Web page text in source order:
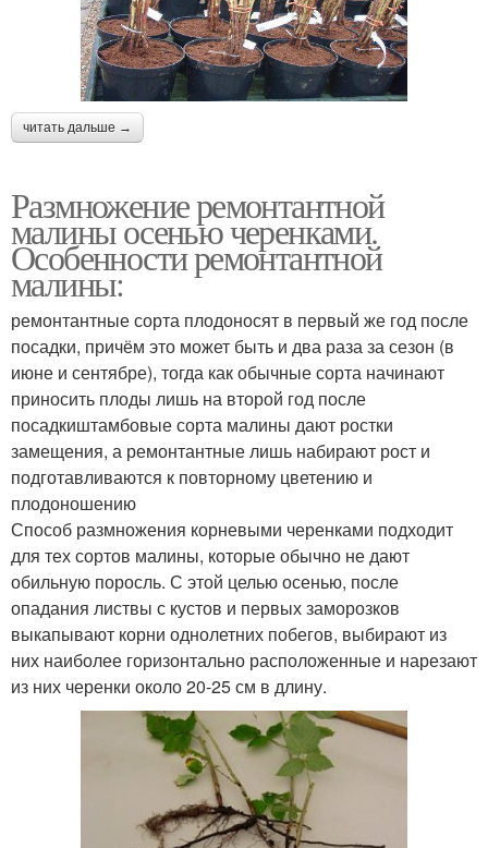
читать дальше →
Размножение ремонтантной
малины осенью черенками.
Особенности ремонтантной
малины:
ремонтантные сорта плодоносят в первый же год после
посадки, причём это может быть и два раза за сезон (в
июне и сентябре), тогда как обычные сорта начинают
приносить плоды лишь на второй год после
посадкиштамбовые сорта малины дают ростки
замещения, а ремонтантные лишь набирают рост и
подготавливаются к повторному цветению и
плодоношению
Способ размножения корневыми черенками подходит
для тех сортов малины, которые обычно не дают
обильную поросль. С этой целью осенью, после
опадания листвы с кустов и первых заморозков
выкапывают корни однолетних побегов, выбирают из
них наиболее горизонтально расположенные и нарезают
из них черенки около 20-25 см в длину.